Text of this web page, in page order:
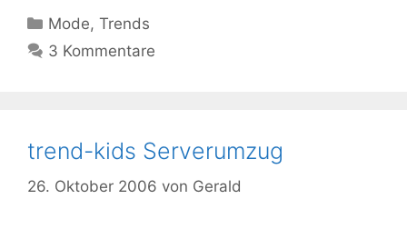
Kategorien
Mode,Trends
3 Kommentare
trend-kids Serverumzug
26. Oktober 2006 von Gerald